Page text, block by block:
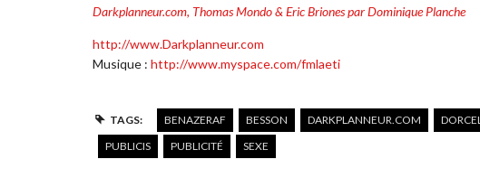
Darkplanneur.com, Thomas Mondo & Eric Briones par Dominique Planche
http://www.Darkplanneur.com
Musique : http://www.myspace.com/fmlaeti
TAGS: BENAZERAF BESSON DARKPLANNEUR.COM DORCEL
PUBLICIS
PUBLICITÉ SEXE